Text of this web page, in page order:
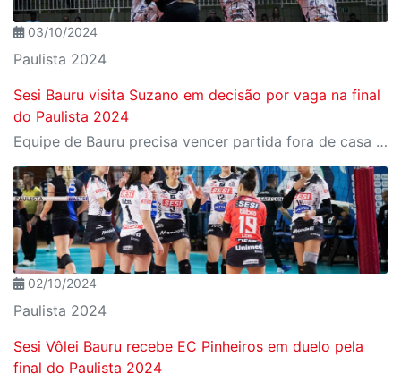
03/10/2024
Paulista 2024
Sesi Bauru visita Suzano em decisão por vaga na final
do Paulista 2024
Equipe de Bauru precisa vencer partida fora de casa e bater o adversário no golden set
02/10/2024
Paulista 2024
Sesi Vôlei Bauru recebe EC Pinheiros em duelo pela
final do Paulista 2024